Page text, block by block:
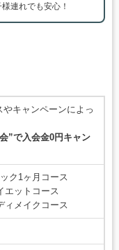
連れでも安心！
やキャンペーンによっ
”で入会金0円キャン
ク1ヶ月コース
エットコース
ィメイクコース